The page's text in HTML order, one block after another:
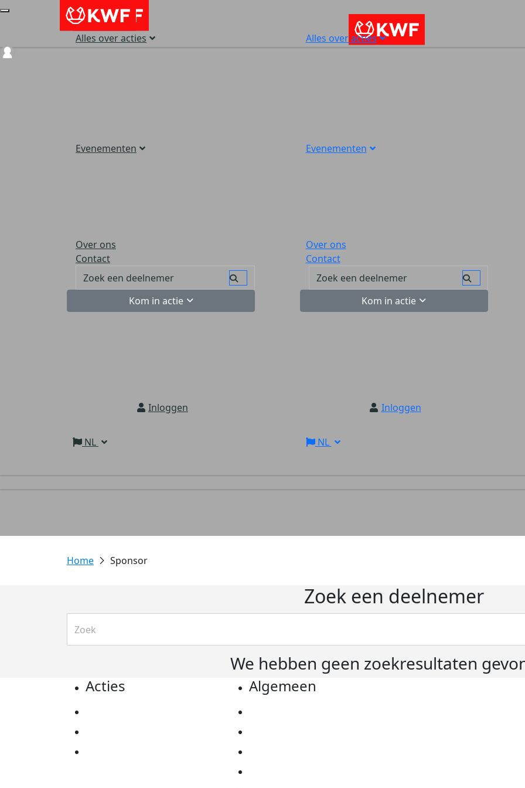
Alles over acties
Evenementen
Over ons
Contact
Kom in actie
Inloggen
NL
Alles over acties
Evenementen
Over ons
Contact
Kom in actie
Inloggen
NL
Sponsor
Zoek een deelnemer
We hebben geen zoekresultaten
Acties Algemeen